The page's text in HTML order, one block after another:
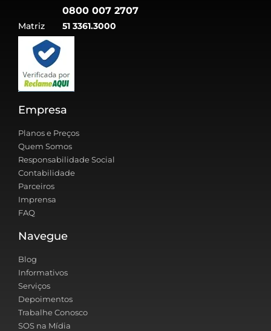
0800 007 2707
Matriz 51 3361.3000
Empresa
Planos e Preços
Quem Somos
Responsabilidade Social
Contabilidade
Parceiros
Imprensa
FAQ
Navegue
Blog
Informativos
Serviços
Depoimentos
Trabalhe Conosco
SOS na Mídia